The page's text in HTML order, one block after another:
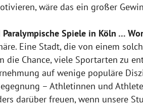
wäre das ein großer
Spiele in Köln …
Eine Stadt, die von einem
die Chance, viele Sportarten zu
auf wenige populäre
– Athletinnen und
darüber freuen, wenn unsere